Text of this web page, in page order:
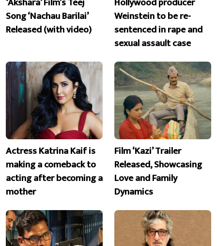
Song ‘Nachau Barilai’
Released (with video)
Weinstein to be re-
sentenced in rape and
sexual assault case
Actress Katrina Kaif is
making a comeback to
acting after becoming a
mother
Film ‘Kazi’ Trailer
Released, Showcasing
Love and Family
Dynamics